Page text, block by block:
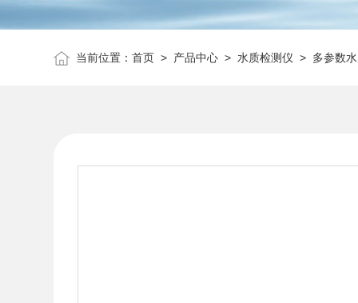
当前位置：首页 > 产品中心 >水质检测仪 > 多参数